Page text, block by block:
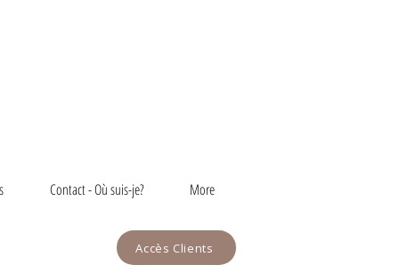
Contact - Où suis-je? More
Accès Clients